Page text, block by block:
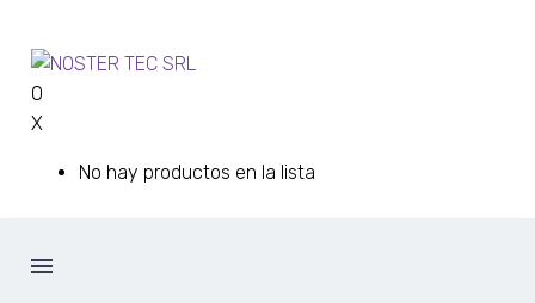
0
X
No hay productos en la lista